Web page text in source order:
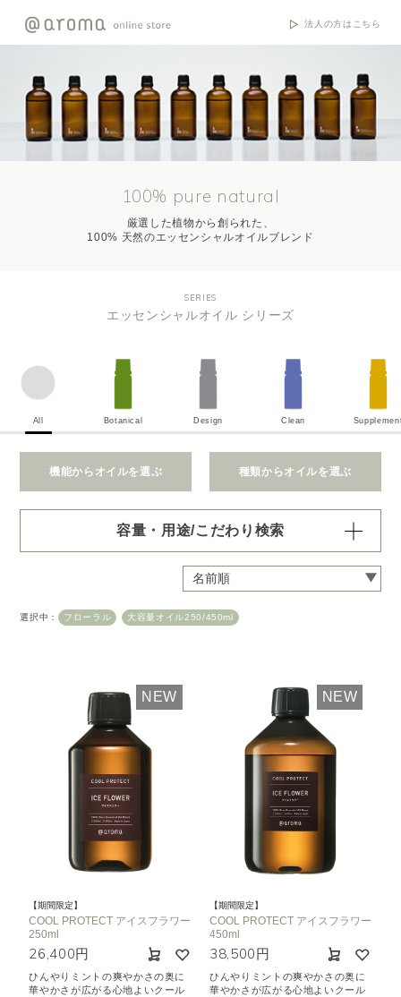
法人の方はこちら
100% pure natural
厳選した植物から創られた、
100% 天然のエッセンシャルオイルブレンド
SERIES
エッセンシャルオイル シリーズ
All Botanical Design Clean
機能からオイルを選ぶ 種類からオイルを選ぶ
容量・用途/こだわり検索
用途・機能・種類 の項目ごとに選択肢からひとつずつ選
択できます。選択するたびに絞り込まれていき、項目内で
・絞込み条件を変更したいときは「クリア」で一度すべてリ
オイル10ml 大容量オイル250/450ml
ピエゾ専用オイル
機能で絞り込む
リラックス
空気清浄･消臭 眠り
ビューティ マインドフルネス
種類で絞り込む ※一つお選びください
選択中： フローラル 大容量オイル250/450ml
NEW
【期間限定】
COOL PROTECT アイスフラワー
250ml
26,400円
ひんやりミントの爽やかさの奥に
華やかさが広がる心地よいクール
NEW
【期間限定】
COOL PROTECT アイスフラワー
450ml
38,500円
ひんやりミントの爽やかさの奥に
華やかさが広がる心地よいクール